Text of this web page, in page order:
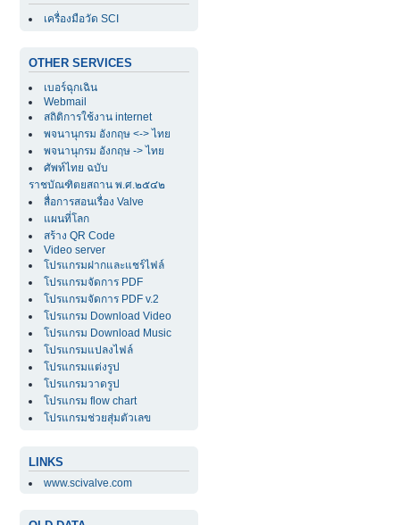
เครื่องมือวัด SCI
OTHER SERVICES
เบอร์ฉุกเฉิน
Webmail
สถิติการใช้งาน internet
พจนานุกรม อังกฤษ <-> ไทย
พจนานุกรม อังกฤษ -> ไทย
ศัพท์ไทย ฉบับ
ราชบัณฑิตยสถาน พ.ศ.๒๕๔๒
สื่อการสอนเรื่อง Valve
แผนที่โลก
สร้าง QR Code
Video server
โปรแกรมฝากและแชร์ไฟล์
โปรแกรมจัดการ PDF
โปรแกรมจัดการ PDF v.2
โปรแกรม Download Video
โปรแกรม Download Music
โปรแกรมแปลงไฟล์
โปรแกรมแต่งรูป
โปรแกรมวาดรูป
โปรแกรม flow chart
โปรแกรมช่วยสุ่มตัวเลข
LINKS
www.scivalve.com